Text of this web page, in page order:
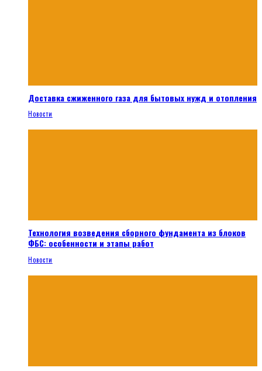
Доставка сжиженного газа для бытовых нужд и отопления
Новости
Технология возведения сборного фундамента из блоков
ФБС: особенности и этапы работ
Новости